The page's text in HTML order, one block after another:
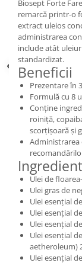
Biosept Forte
remarcă printr-o
extract uleios
administrarea
include atât
standardizat.
Beneficii
Prezentare în
Formulă cu 8
Conține
roiniță,
scorțișoară și
Administrarea
Ulei de
Ulei gras de
Ulei esențial
Ulei esențial
Ulei esențial
Ulei esențial
aetheroleum)
Ulei esențial